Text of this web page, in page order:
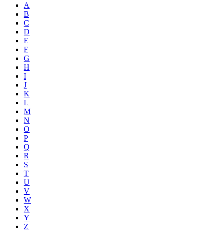
A
B
C
D
E
F
G
H
I
J
K
L
M
N
O
P
Q
R
S
T
U
V
W
X
Y
Z